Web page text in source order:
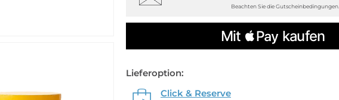
Beachten Sie die Gutscheinbedingungen.
Lieferoption:
Click & Reserve